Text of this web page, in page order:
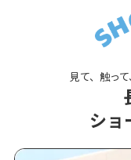
見て、触っ
ショ